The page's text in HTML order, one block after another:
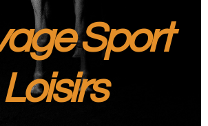
Sport
Loisirs